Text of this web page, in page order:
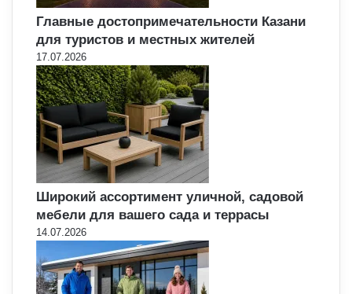
Главные достопримечательности Казани
для туристов и местных жителей
17.07.2026
Широкий ассортимент уличной, садовой
мебели для вашего сада и террасы
14.07.2026